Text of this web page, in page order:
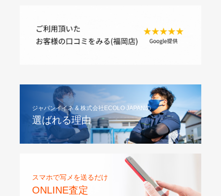
ジャパンイイネ & 株式会社ECOLO JAPANの
選ばれる理由
スマホで写メを送るだけ
ONLINE査定